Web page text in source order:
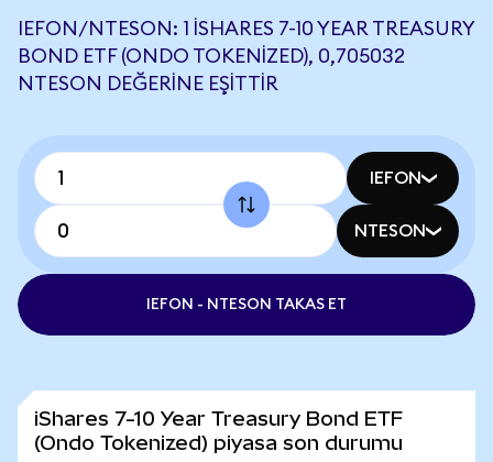
IEFON/NTESON: 1 ISHARES 7-10 YEAR TREASURY
BOND ETF (ONDO TOKENIZED), 0,705032
NTESON DEĞERINE EŞITTIR
IEFON
NTESON
IEFON - NTESON TAKAS ET
iShares 7-10 Year Treasury Bond ETF
(Ondo Tokenized) piyasa son durumu